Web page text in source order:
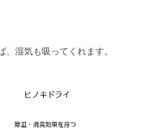
湿気も吸ってくれます。